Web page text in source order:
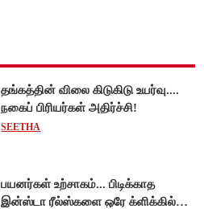
தங்கத்தின் விலை கிடுகிடு உயர்வு....
நகைப் பிரியர்கள் அதிர்ச்சி!
SEETHA
பயனர்கள் உற்சாகம்... பிடிக்காத
இன்ஸ்டா ரீல்ஸ்களை ஒரே க்ளிக்கில்